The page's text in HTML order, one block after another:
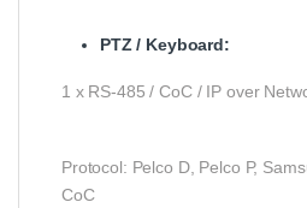
PTZ / Keyboard:
1 x RS-485 / CoC / IP over
Protocol: Pelco D, Pelco P,
CoC